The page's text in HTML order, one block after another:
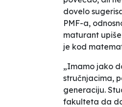
dovelo
PMF-a,
maturant
je kod
„Imamo jako
stručnjacima,
generaciju.
fakulteta da